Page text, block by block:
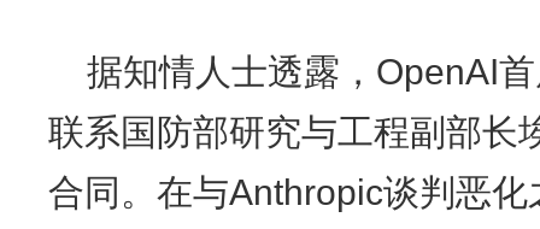
据知情人士透露，OpenAI
联系国防部研究与工程副部长
合同。在与Anthropic谈判恶